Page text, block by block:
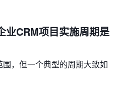
业CRM项目实施周期是
，但一个典型的周期大致如